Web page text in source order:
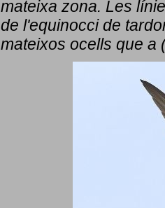
mateixa zona. Les
de l'equinocci de
mateixos ocells que a